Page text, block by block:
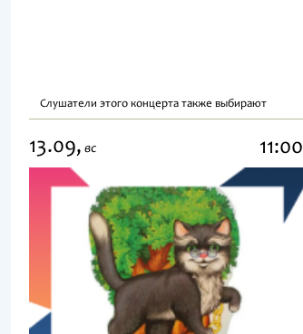
Слушатели этого концерта также выбирают
13.09, вс 11:00